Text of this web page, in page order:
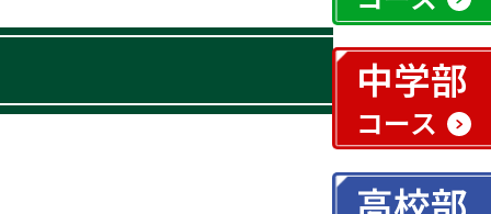
中学部
コース